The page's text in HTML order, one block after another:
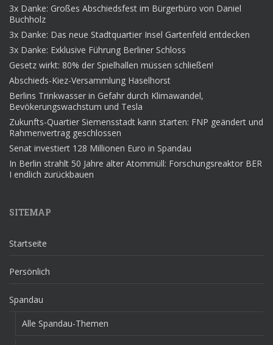
3x Danke: Großes Abschiedsfest im Bürgerbüro von Daniel
Buchholz
3x Danke: Das neue Stadtquartier Insel Gartenfeld entdecken
3x Danke: Exklusive Führung Berliner Schloss
Gesetz wirkt: 80% der Spielhallen müssen schließen!
Abschieds-Kiez-Versammlung Haselhorst
Berlins Trinkwasser in Gefahr durch Klimawandel,
Bevökerungswachstum und Tesla
Zukunfts-Quartier Siemensstadt kann starten: FNP geändert und
Rahmenvertrag geschlossen
Senat investiert 128 Millionen Euro in Spandau
In Berlin strahlt 50 Jahre alter Atommüll: Forschungsreaktor BER
I endlich zurückbauen
SITEMAP
Startseite
Persönlich
Spandau
Alle Spandau-Themen